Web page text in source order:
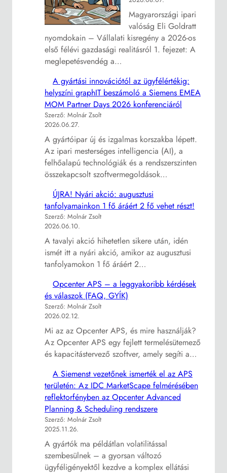
Magyarországi ipari
valóság Eli Goldratt
nyomdokain – Vállalati kisregény a 2026-os
első félévi gazdasági realitásról 1. fejezet: A
meglepetésvendég a…
A gyártási innovációtól az ügyfélértékig:
helyszíni graphIT beszámoló a Siemens EMEA
MOM Partner Days 2026 konferenciáról
Szerző: Molnár Zsolt
2026.06.27.
A gyártóipar új és izgalmas korszakba lépett.
Az ipari mesterséges intelligencia (AI), a
felhőalapú technológiák és a rendszerszinten
összekapcsolt szoftvermegoldások…
ÚJRA! Nyári akció: augusztusi
tanfolyamainkon 1 fő áráért 2 fő vehet részt!
Szerző: Molnár Zsolt
2026.06.10.
A tavalyi akció hihetetlen sikere után, idén
ismét itt a nyári akció, amikor az augusztusi
tanfolyamokon 1 fő áráért 2…
Opcenter APS – a leggyakoribb kérdések
és válaszok (FAQ, GYÍK)
Szerző: Molnár Zsolt
2026.02.12.
Mi az az Opcenter APS, és mire használják?
Az Opcenter APS egy fejlett termelésütemező
és kapacitástervező szoftver, amely segíti a…
A Siemenst vezetőnek ismerték el az APS
területén: Az IDC MarketScape felmérésében
reflektorfényben az Opcenter Advanced
Planning & Scheduling rendszere
Szerző: Molnár Zsolt
2025.11.26.
A gyártók ma példátlan volatilitással
szembesülnek – a gyorsan változó
ügyféligényektől kezdve a komplex ellátási